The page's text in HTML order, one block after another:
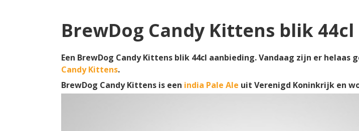
BrewDog Candy Kittens blik
Een BrewDog Candy Kittens blik 44cl aanbieding. Vandaag zijn er helaas
Candy Kittens.
BrewDog Candy Kittens is een india Pale Ale uit Verenigd Koninkrijk en